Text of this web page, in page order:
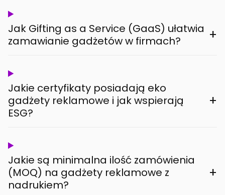
Jak Gifting as a Service (GaaS) ułatwia
zamawianie gadżetów w firmach?
+
Jakie certyfikaty posiadają eko
gadżety reklamowe i jak wspierają
ESG?
+
Jakie są minimalna ilość zamówienia
(MOQ) na gadżety reklamowe z
nadrukiem?
+